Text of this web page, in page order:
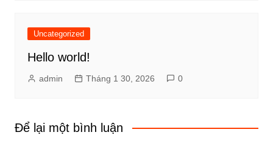
Uncategorized
Hello world!
admin Tháng 1 30, 2026 0
Để lại một bình luận